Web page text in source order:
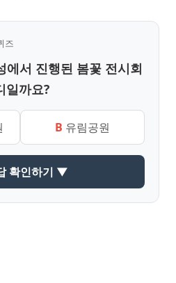
즈
에서 진행된 봄꽃 전시회
일까요?
B 유림공원
확인하기 ▼